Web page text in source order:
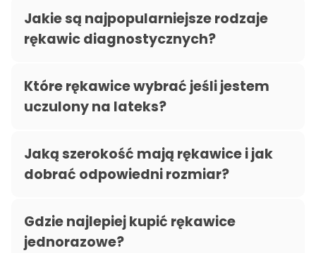
Jakie są najpopularniejsze rodzaje
rękawic diagnostycznych?
Które rękawice wybrać jeśli jestem
uczulony na lateks?
Jaką szerokość mają rękawice i jak
dobrać odpowiedni rozmiar?
Gdzie najlepiej kupić rękawice
jednorazowe?